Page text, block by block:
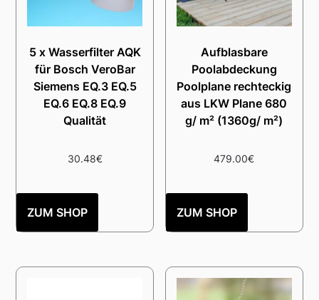
5 x Wasserfilter AQK
für Bosch VeroBar
Siemens EQ.3 EQ.5
EQ.6 EQ.8 EQ.9
Qualität
30.48€
ZUM SHOP
Aufblasbare
Poolabdeckung
Poolplane rechteckig
aus LKW Plane 680
g/ m² (1360g/ m²)
479.00€
ZUM SHOP